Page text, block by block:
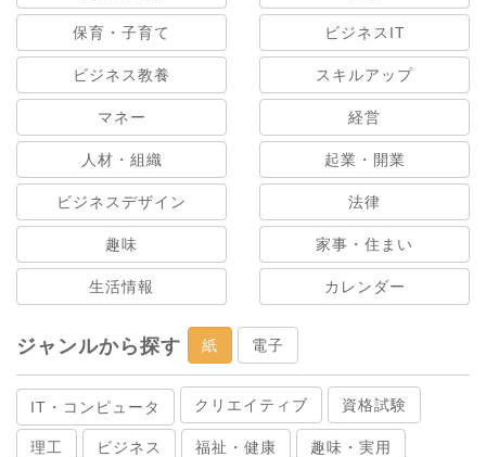
保育・子育て ビジネスIT
ビジネス教養 スキルアップ
マネー 経営
人材・組織 起業・開業
ビジネスデザイン 法律
趣味 家事・住まい
生活情報 カレンダー
ジャンルから探す 紙 電子
IT・コンピュータ クリエイティブ 資格試験
理工 ビジネス 福祉・健康 趣味・実用